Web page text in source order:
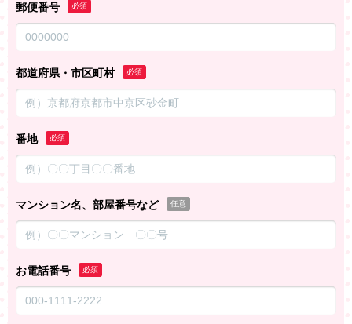
郵便番号 必須
都道府県・市区町村 必須
番地 必須
マンション名、部屋番号など 任意
お電話番号 必須